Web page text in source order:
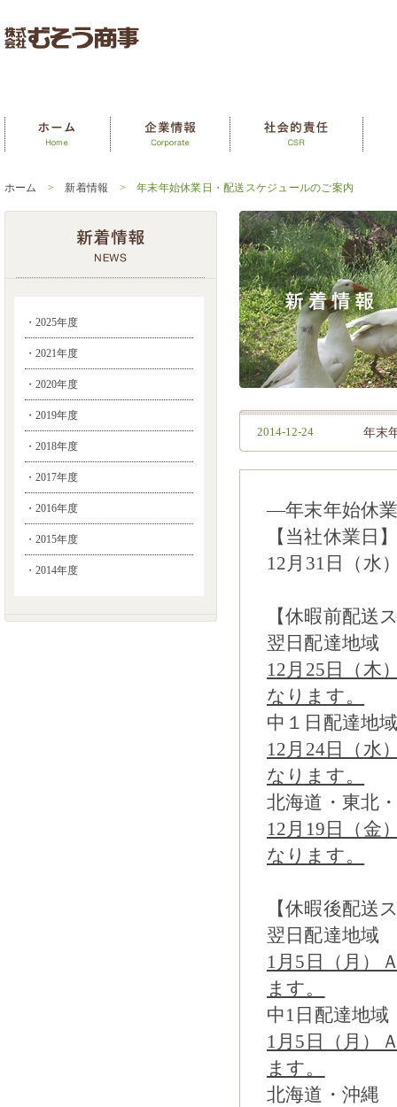
ホーム > 新着情報 > 年末年始休業日・配送スケジュールのご案内
・2025年度
・2021年度
・2020年度
・2019年度
・2018年度
・2017年度
・2016年度
・2015年度
・2014年度
2014-12-24 年末
―年末年始休
【当社休業日
12月31日（水
【休暇前配送
翌日配達地域
12月25日（木
なります。
中１日配達地
12月24日（水
なります。
北海道・東北
12月19日（金
なります。
【休暇後配送
翌日配達地域
1月5日（月）
ます。
中1日配達地域
1月5日（月）
ます。
北海道・沖縄